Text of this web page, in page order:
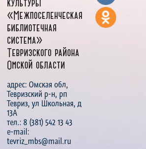
культуры
«Межпоселенческая
библиотечная
система»
Тевризского района
Омской области
адрес: Омская обл,
Тевризский р-н, рп
Тевриз, ул Школьная, д
13А
тел.: 8 (381) 542 13 43
e-mail:
tevriz_mbs@mail.ru